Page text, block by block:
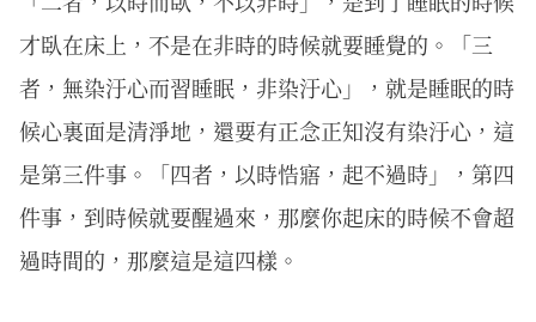
才臥在床上，不是在非時的時候就要睡覺的。「三
者，無染汙心而習睡眠，非染汙心」，就是睡眠的時
候心裏面是清淨地，還要有正念正知沒有染汙心，這
是第三件事。「四者，以時悎寤，起不過時」，第四
件事，到時候就要醒過來，那麼你起床的時候不會超
過時間的，那麼這是這四樣。